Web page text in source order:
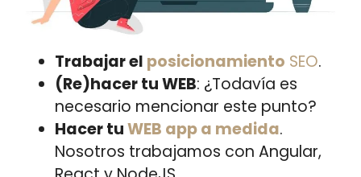
Trabajar el posicionamiento SEO.
(Re)hacer tu WEB: ¿Todavía es
necesario mencionar este punto?
Hacer tuWEB app a medida.
Nosotros trabajamos con Angular,